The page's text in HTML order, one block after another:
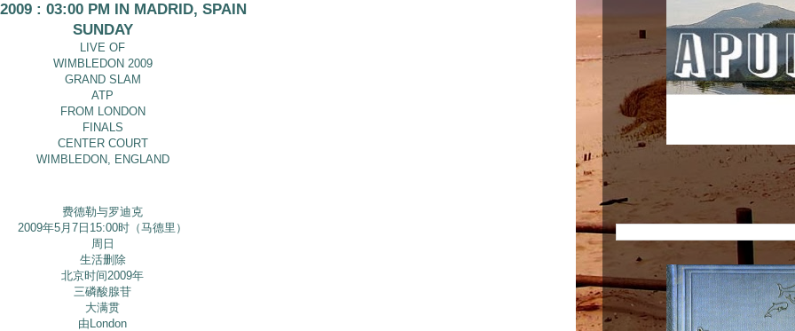
: 03:00 PM IN MADRID, SPAIN
SUNDAY
LIVE OF
WIMBLEDON 2009
GRAND SLAM
ATP
FROM LONDON
FINALS
CENTER COURT
WIMBLEDON, ENGLAND
费德勒与罗迪克
2009年5月7日15:00时（马德里）
周日
生活删除
北京时间2009年
三磷酸腺苷
大满贯
由London